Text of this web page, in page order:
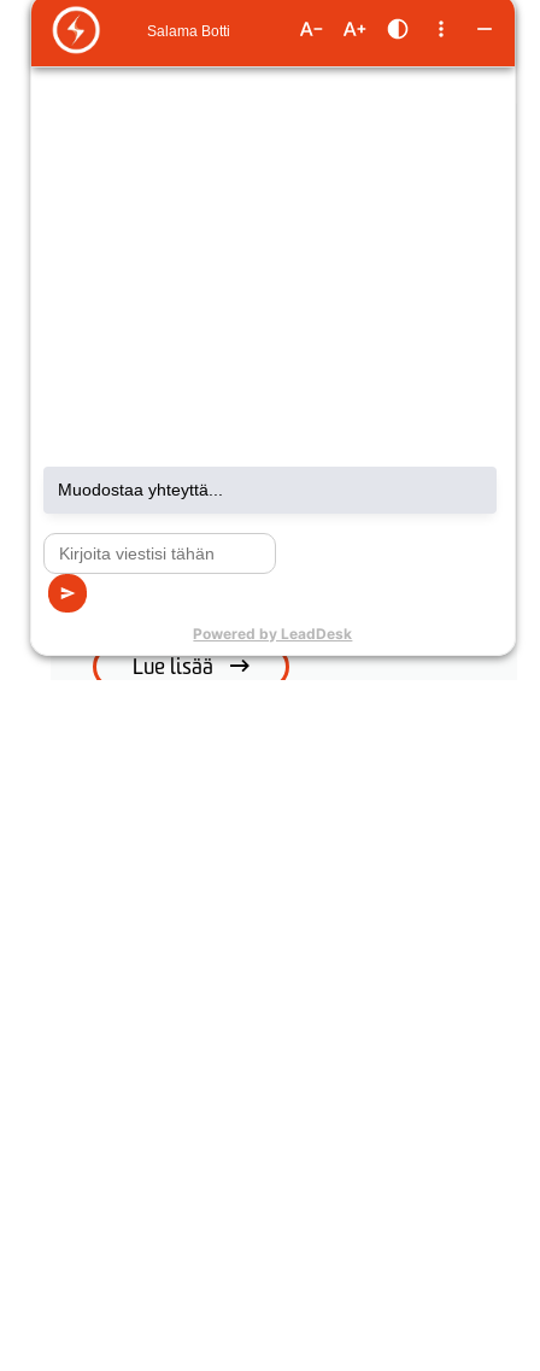
Paras energiatehokkuus ja suurin säästö?
Älä arvaile, vaan tee Eka Energiaselvitys.
Tarpeisiisi mitoitetuilla
energiaratkaisuilla varmistat toimillesi
Lue lisää